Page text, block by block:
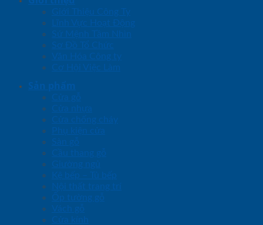
Giới Thiệu Công Ty
Lĩnh Vực Hoạt Động
Sứ Mệnh Tầm Nhìn
Sơ Đồ Tổ Chức
Văn Hóa Công ty
Cơ Hội Việc Làm
Sản phẩm
Cửa gỗ
Cửa nhựa
Cửa chống cháy
Phụ kiện cửa
Sàn gỗ
Cầu thang gỗ
Giường ngủ
Kệ bếp – Tủ bếp
Nội thất trang trí
Ốp tường gỗ
Vách gỗ
Cửa kính